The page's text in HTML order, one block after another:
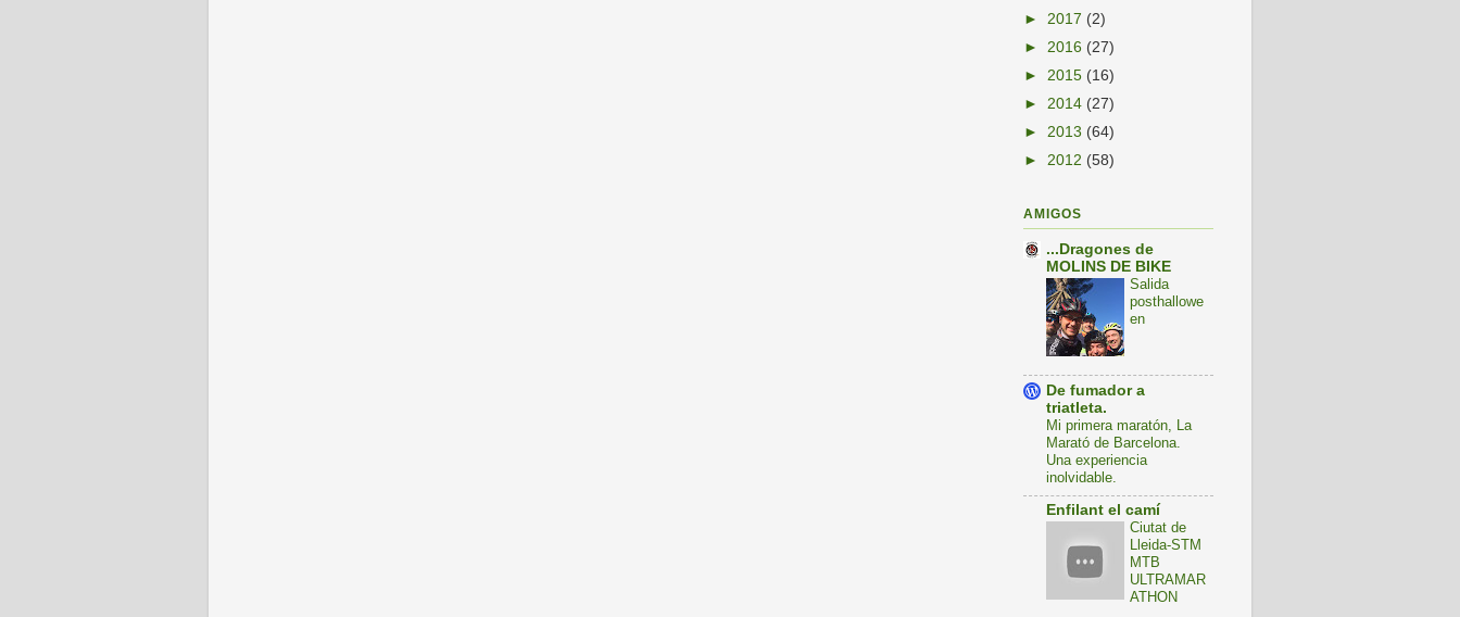
► 2017 (2)
► 2016 (27)
► 2015 (16)
► 2014 (27)
► 2013 (64)
► 2012 (58)
AMIGOS
...Dragones de
MOLINS DE BIKE
Salida
posthallowe
en
De fumador a
triatleta.
Mi primera maratón, La
Marató de Barcelona.
Una experiencia
inolvidable.
Enfilant el camí
Ciutat de
Lleida-STM
MTB
ULTRAMAR
ATHON